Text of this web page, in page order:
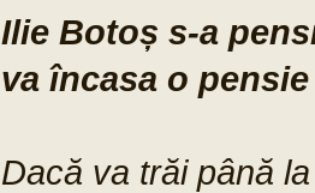
Ilie Botoș s-a
va încasa o
Dacă va trăi până